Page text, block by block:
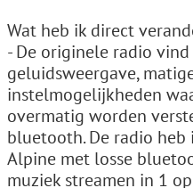
Wat heb ik direct
- De originele radio
geluidsweergave,
instelmogelijkheden
overmatig worden
bluetooth. De radio
Alpine met losse
muziek streamen in 1